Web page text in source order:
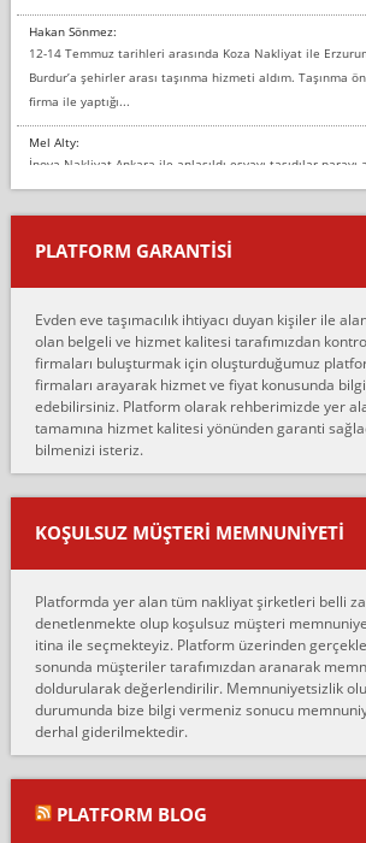
Hakan Sönmez:
12-14 Temmuz tarihleri arasında Koza Nakliyat ile
Burdur’a şehirler arası taşınma hizmeti aldım. Taşınma
firma ile yaptığı...
Mel Alty:
İnova Nakliyat Ankara ile anlaşıldı eşyayı taşıdılar parayı
Salon duvarına bir baktım birisi boydan alüminyum renkli
yapıştırm...
Murat:
çalıştıklarını, müş...
Ahmet:
Lüleburgaz güngünes evden eve naklyat eşyalarımı
anlaştık sabah eve geldiklerinde de eşyalarımı düzgün
sarcaz demelerine r...
mehmet güldü:
Ankara ALİCANLAR NAKLİYAT Tutarsız ve ticari ahlak
var verdikleri fiyat teklifini arttırdılar. Sonrasında taşıma
oldukça tutarsı...
Ankara Alicanlar naklyat tel 5465524025. 2600 TL'ye
Konya ya Alicanlar naklyat la anlaştık bu şahıs evin
fiyatın mazoto gele...
Fatih kokmese:
Diyarbakır dan eşyamı getirtmek için anlaştım sözleşme
Son anda fiyat artırdılar.. mecburiyetten tasittim.. bu kişiler
Ali:
PLATFORM GARANTİSİ
Evden eve taşımacılık ihtiyacı duyan kişiler ile
olan belgeli ve hizmet kalitesi tarafımızdan
firmaları buluşturmak için oluşturduğumuz
firmaları arayarak hizmet ve fiyat konusunda
edebilirsiniz. Platform olarak rehberimizde yer
tamamına hizmet kalitesi yönünden garanti
bilmenizi isteriz.
KOŞULSUZ MÜŞTERI MEMNUNIYETI
Platformda yer alan tüm nakliyat şirketleri belli
denetlenmekte olup koşulsuz müşteri
itina ile seçmekteyiz. Platform üzerinden
sonunda müşteriler tarafımızdan aranarak
doldurularak değerlendirilir. Memnuniyetsizlik
durumunda bize bilgi vermeniz sonucu
derhal giderilmektedir.
PLATFORM BLOG